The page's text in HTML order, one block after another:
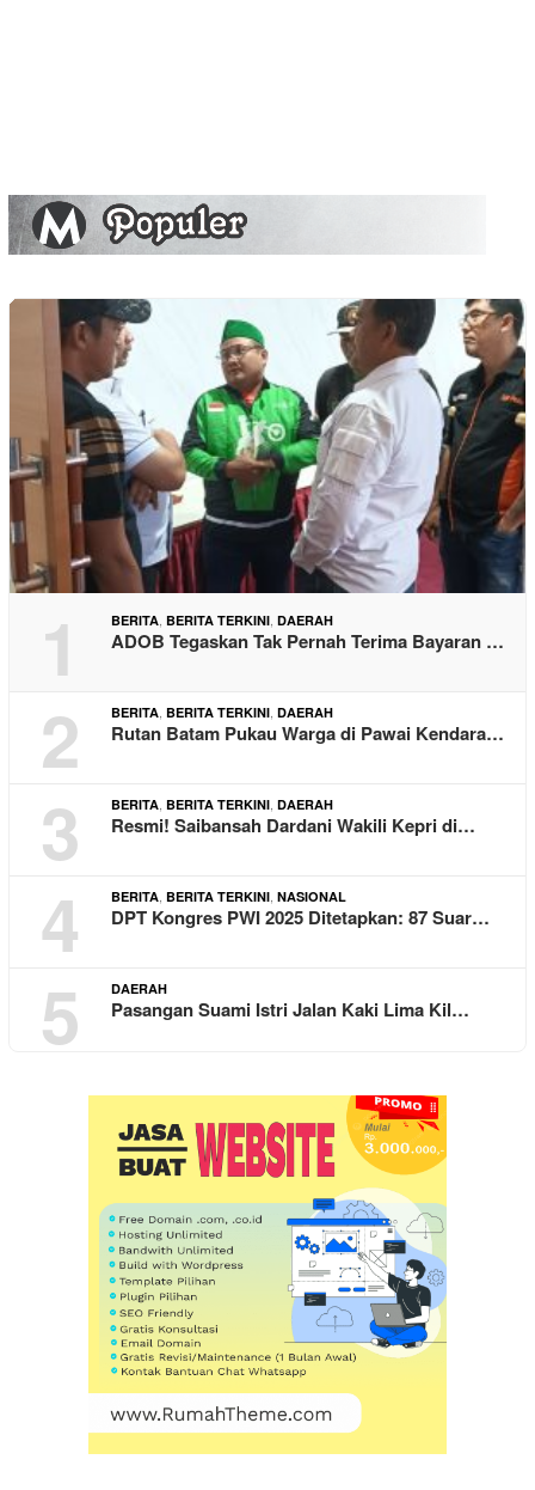
1 BERITA BERITA TERKINI DAERAH
ADOB Tegaskan Tak Pernah Terima Bayaran …
2 BERITA BERITA TERKINI DAERAH
Rutan Batam Pukau Warga di Pawai Kendara…
3 BERITA BERITA TERKINI DAERAH
Resmi! Saibansah Dardani Wakili Kepri di…
4 BERITA BERITA TERKINI NASIONAL
DPT Kongres PWI 2025 Ditetapkan: 87 Suar…
5 DAERAH
Pasangan Suami Istri Jalan Kaki Lima Kil…